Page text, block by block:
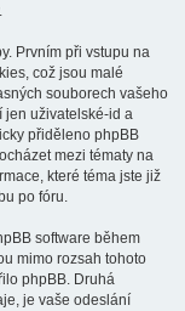
Prvním při vstupu na
což jsou malé
souborech vašeho
jen uživatelské-id a
přiděleno phpBB
mezi tématy na
které téma jste již
po fóru.
software během
mimo rozsah tohoto
phpBB. Druhá
je vaše odeslání